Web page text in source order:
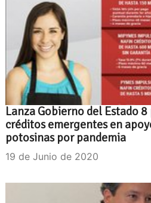
Lanza Gobierno del Estado
créditos emergentes en
potosinas por pandemia
19 de Junio de 2020